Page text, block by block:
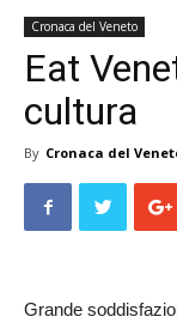
Cronaca del Veneto
Eat
cultura
By Cronaca del
Grande